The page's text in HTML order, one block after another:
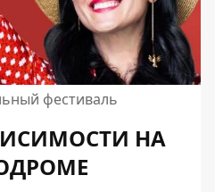
фестиваль
НА